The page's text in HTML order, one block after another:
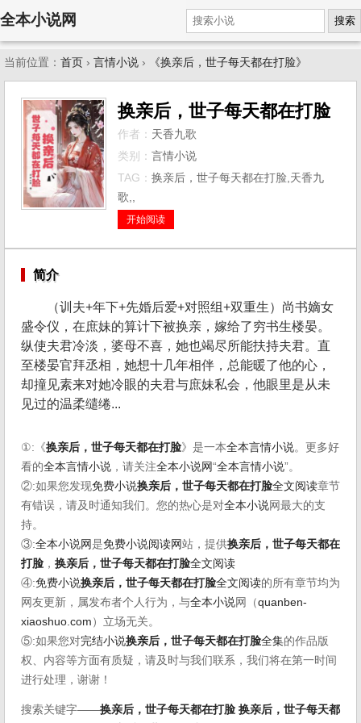
全本小说网 搜索
当前位置： 首页 › 言情小说 › 《换亲后，世子每天都在打脸》
换亲后，世子每天都在打脸
作者： 天香九歌
类别： 言情小说
TAG： 换亲后，世子每天都在打脸,天香九
歌,,
开始阅读
简介
（训夫+年下+先婚后爱+对照组+双重生）尚书嫡女
盛令仪，在庶妹的算计下被换亲，嫁给了穷书生楼晏。
纵使夫君冷淡，婆母不喜，她也竭尽所能扶持夫君。直
至楼晏官拜丞相，她想十几年相伴，总能暖了他的心，
却撞见素来对她冷眼的夫君与庶妹私会，他眼里是从未
见过的温柔缱绻...
①:《换亲后，世子每天都在打脸》是一本全本言情小说。更多好
看的全本言情小说 ，请关注全本小说网“全本言情小说”。
②:如果您发现免费小说换亲后，世子每天都在打脸全文阅读章节
有错误，请及时通知我们。您的热心是对全本小说网最大的支
持。
③:全本小说网是免费小说阅读网站，提供换亲后，世子每天都在
打脸 ， 换亲后，世子每天都在打脸全文阅读
④:免费小说换亲后，世子每天都在打脸全文阅读的所有章节均为
网友更新，属发布者个人行为，与全本小说网（quanben-
xiaoshuo.com ）立场无关。
⑤:如果您对完结小说换亲后，世子每天都在打脸全集的作品版
权、内容等方面有质疑，请及时与我们联系，我们将在第一时间
进行处理，谢谢！
搜索关键字——换亲后，世子每天都在打脸 换亲后，世子每天都